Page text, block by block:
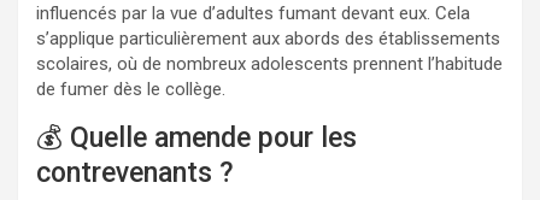
influencés par la vue d’adultes fumant devant eux. Cela
s’applique particulièrement aux abords des établissements
scolaires, où de nombreux adolescents prennent l’habitude
de fumer dès le collège.
💰 Quelle amende pour les
contrevenants ?